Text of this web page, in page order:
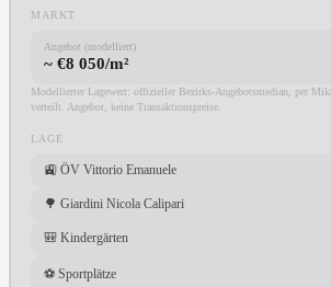
MARKT
Angebot (modelliert)
~ €8 050/m²
Modellierter Lagewert: offizieller Bezirks-Angebotsmedian, per
verteilt. Angebot, keine Transaktionspreise.
LAGE
🚉 ÖV Vittorio Emanuele
🌳 Giardini Nicola Calipari
🎒 Kindergärten
⚽ Sportplätze